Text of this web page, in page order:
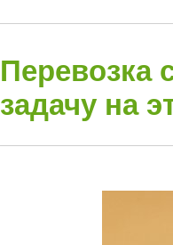
Перевозка
задачу на